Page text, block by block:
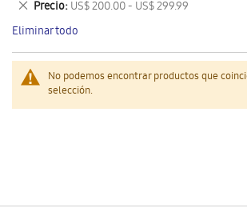
No podemos encontrar productos que
selección.
artículo
Precio US$ 200.00 - US$ 299.99
Eliminar
este
artículo
Eliminar todo